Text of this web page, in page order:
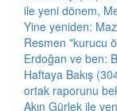
ile yeni dönem,
Yine yeniden:
Resmen "kurucu
Erdoğan ve ben:
Haftaya Bakış
ortak raporunu
Akın Gürlek ile